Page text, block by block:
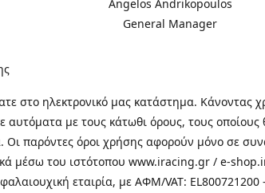
Angelos Andrikopoulos
General Manager
στo ηλεκτρονικό μας κατάστημα. Κάνοντας
αυτόματα με τους κάτωθι όρους, τους οποίους
Οι παρόντες όροι χρήσης αφορούν μόνο σε
μέσω του ιστότοπου www.iracing.gr / e-
εταιρία, με ΑΦΜ/VAT: